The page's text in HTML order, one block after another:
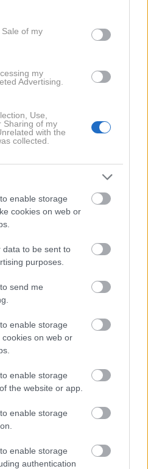
purposes in below Google
of my
my
Advertising.
Use,
Sharing of my
with the
collected.
enable storage
cookies on web or
data to be sent to
purposes.
send me
enable storage
on web or
enable storage
the website or app.
enable storage
enable storage
authentication
pri Gyónu, kjer je
tudi tehničnih težav se je
najprej proti Milanu, nato
so našli med Pescio in
Cesta je bila skoraj ravna,
boja med Auto
Trideseta leta so bila
nastal leta 1932 z
Horch in Wanderer, je v
sredinsko nameščenimi
s klasičnejšo zasnovo z
21 / 24